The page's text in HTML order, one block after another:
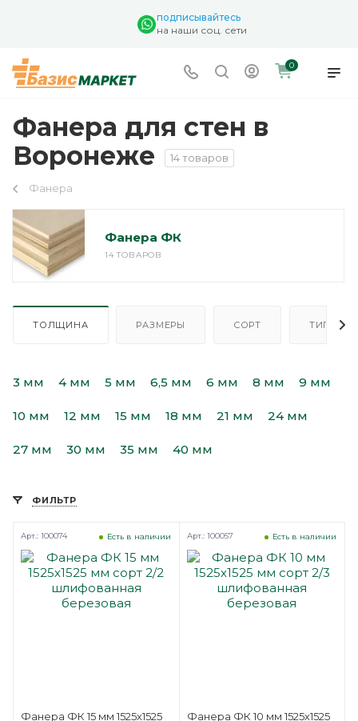
подписывайтесь
на наши соц. сети
0
Фанера для стен в
Воронеже
14 товаров
Фанера
Фанера ФК
14 ТОВАРОВ
ТОЛЩИНА РАЗМЕРЫ СОРТ ТИП
3 мм 4 мм 5 мм 6,5 мм 6 мм 8 мм 9 мм
10 мм 12 мм 15 мм 18 мм 21 мм 24 мм
27 мм 30 мм 35 мм 40 мм
ФИЛЬТР
Фанера ФК 15 мм 1525х1525
Есть в наличии
Арт.: 100074
Фанера ФК 10 мм 1525х1525
Есть в наличии
Арт.: 100057